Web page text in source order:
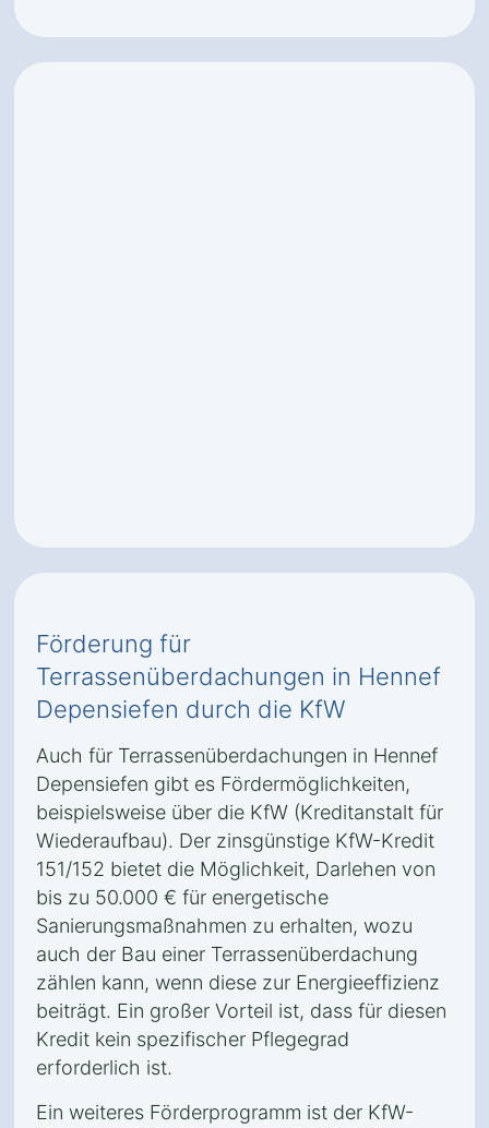
Förderung für
Terrassenüberdachungen in Hennef
Depensiefen durch die KfW
Auch für Terrassenüberdachungen in Hennef
Depensiefen gibt es Fördermöglichkeiten,
beispielsweise über die KfW (Kreditanstalt für
Wiederaufbau). Der zinsgünstige KfW-Kredit
151/152 bietet die Möglichkeit, Darlehen von
bis zu 50.000 € für energetische
Sanierungsmaßnahmen zu erhalten, wozu
auch der Bau einer Terrassenüberdachung
zählen kann, wenn diese zur Energieeffizienz
beiträgt. Ein großer Vorteil ist, dass für diesen
Kredit kein spezifischer Pflegegrad
erforderlich ist.
Ein weiteres Förderprogramm ist der KfW-